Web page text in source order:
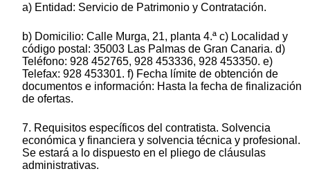
a) Entidad: Servicio de Patrimonio y Contratación.
b) Domicilio: Calle Murga, 21, planta 4.ª c) Localidad y
código postal: 35003 Las Palmas de Gran Canaria. d)
Teléfono: 928 452765, 928 453336, 928 453350. e)
Telefax: 928 453301. f) Fecha límite de obtención de
documentos e información: Hasta la fecha de finalización
de ofertas.
7. Requisitos específicos del contratista. Solvencia
económica y financiera y solvencia técnica y profesional.
Se estará a lo dispuesto en el pliego de cláusulas
administrativas.